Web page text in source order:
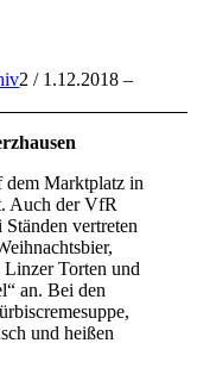
2 / 1.12.2018 –
dem Marktplatz in
Auch der VfR
vertreten
Torten und
an. Bei den
und heißen